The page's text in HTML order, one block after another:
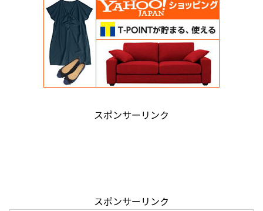
スポンサーリンク
スポンサーリンク